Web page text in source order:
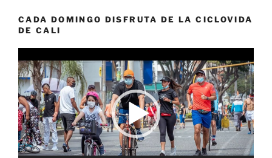
CADA DOMINGO DISFRUTA DE LA CICLOVIDA
DE CALI
de
vídeo